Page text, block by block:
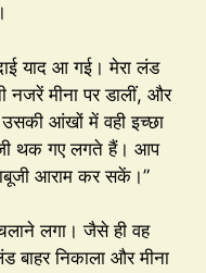
याद आ गई। मेरा लंड
मीना पर डालीं, और
आंखों में वही इच्छा
थक गए लगते हैं। आप
आराम कर सकें।”
लगा। जैसे ही वह
निकाला और मीना